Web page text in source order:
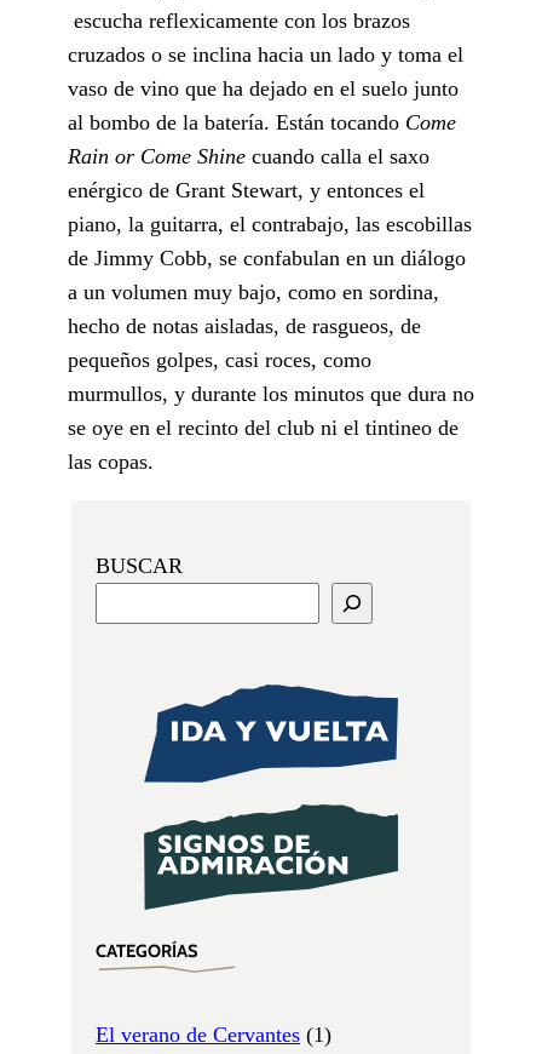
escucha reflexicamente con los brazos
cruzados o se inclina hacia un lado y toma el
vaso de vino que ha dejado en el suelo junto
al bombo de la batería. Están tocando Come
Rain or Come Shine cuando calla el saxo
enérgico de Grant Stewart, y entonces el
piano, la guitarra, el contrabajo, las escobillas
de Jimmy Cobb, se confabulan en un diálogo
a un volumen muy bajo, como en sordina,
hecho de notas aisladas, de rasgueos, de
pequeños golpes, casi roces, como
murmullos, y durante los minutos que dura no
se oye en el recinto del club ni el tintineo de
las copas.
BUSCAR
CATEGORÍAS
El verano de Cervantes (1)